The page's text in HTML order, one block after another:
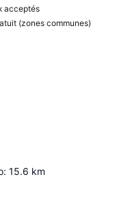
acceptés
(zones communes)
: 15.6 km